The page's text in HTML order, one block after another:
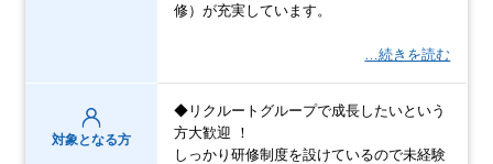
修）が充実しています。
…続きを読む
対象となる方
◆リクルートグループで成長したいという
方大歓迎 ！
しっかり研修制度を設けているので未経験